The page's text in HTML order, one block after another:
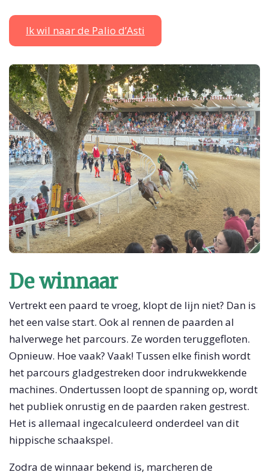
Ik wil naar de Palio d’Asti
De winnaar
Vertrekt een paard te vroeg, klopt de lijn niet? Dan is
het een valse start. Ook al rennen de paarden al
halverwege het parcours. Ze worden teruggefloten.
Opnieuw. Hoe vaak? Vaak! Tussen elke finish wordt
het parcours gladgestreken door indrukwekkende
machines. Ondertussen loopt de spanning op, wordt
het publiek onrustig en de paarden raken gestrest.
Het is allemaal ingecalculeerd onderdeel van dit
hippische schaakspel.
Zodra de winnaar bekend is, marcheren de